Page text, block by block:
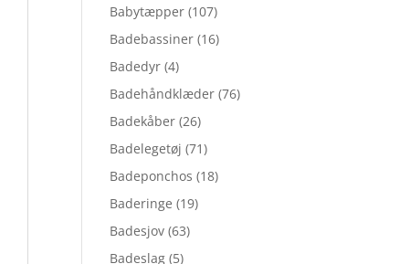
Babytæpper (107)
Badebassiner (16)
Badedyr (4)
Badehåndklæder (76)
Badekåber (26)
Badelegetøj (71)
Badeponchos (18)
Baderinge (19)
Badesjov (63)
Badeslag (5)